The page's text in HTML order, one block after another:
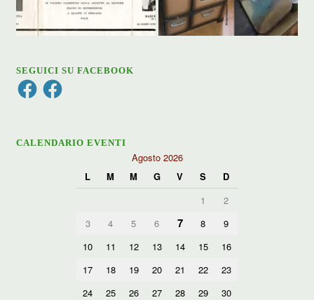
SEGUICI SU FACEBOOK
FacebookFacebook
CALENDARIO EVENTI
Agosto 2026
L
M M G V S
D
1
2
3
4 5 6 7 8
9
10
11 12 13 14 15
16
17
18 19 20 21 22
23
24
25 26 27 28 29
30